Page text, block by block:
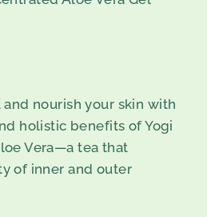
nourish your skin with
holistic benefits of Yogi
Vera—a tea that
of inner and outer